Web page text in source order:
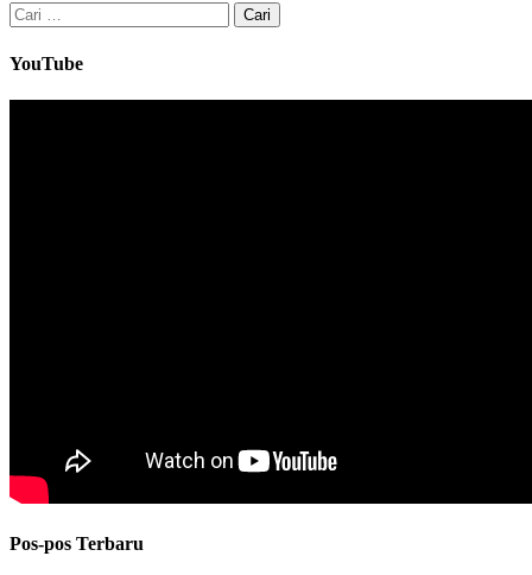
Cari
untuk:
YouTube
Pos-pos Terbaru